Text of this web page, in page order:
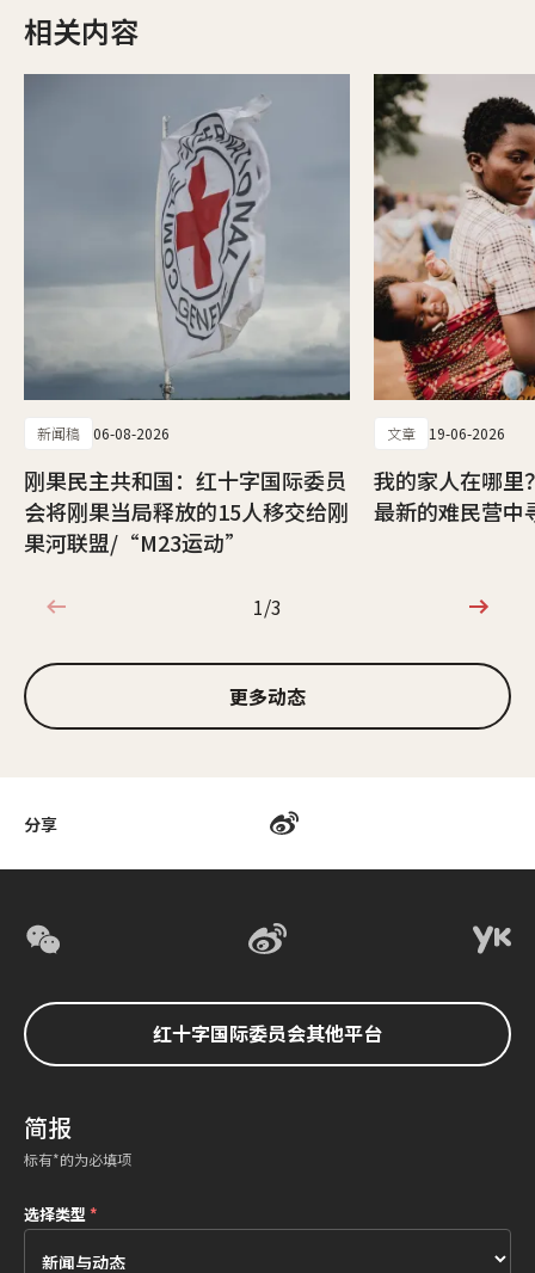
分享
相关内容
新闻稿 06-08-2026
刚果民主共和国：红十字国际委员
会将刚果当局释放的15人移交给刚
果河联盟/“M23运动”
文章 19-06-2026
我的家人在哪里
最新的难民营中
1/3
1/3
更多动态
红十字国际委员会其他平台
简报
标有*的为必填项
选择类型*